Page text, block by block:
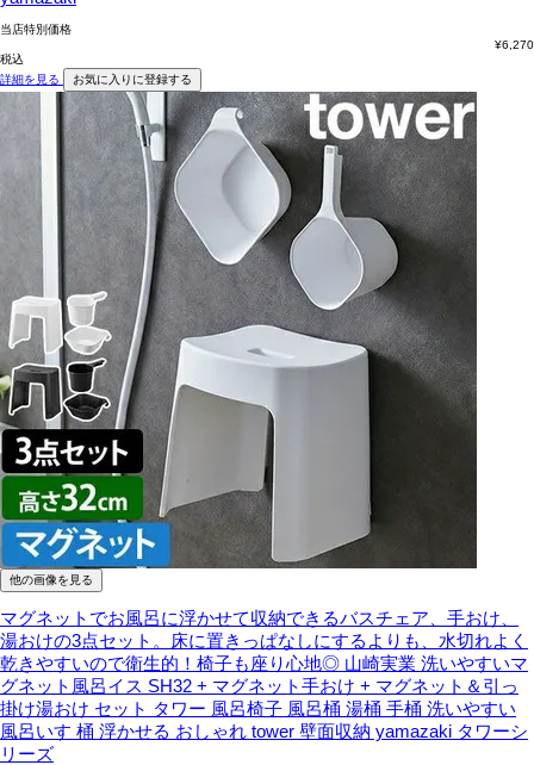
当店特別価格
¥6,270
税込
詳細を見る
お気に入りに登録する
他の画像を見る
マグネットでお風呂に浮かせて収納できるバスチェア、手おけ、
湯おけの3点セット。床に置きっぱなしにするよりも、水切れよく
乾きやすいので衛生的！椅子も座り心地◎ 山崎実業 洗いやすいマ
グネット風呂イス SH32 + マグネット手おけ + マグネット＆引っ
掛け湯おけ セット タワー 風呂椅子 風呂桶 湯桶 手桶 洗いやすい
風呂いす 桶 浮かせる おしゃれ tower 壁面収納 yamazaki タワーシ
リーズ